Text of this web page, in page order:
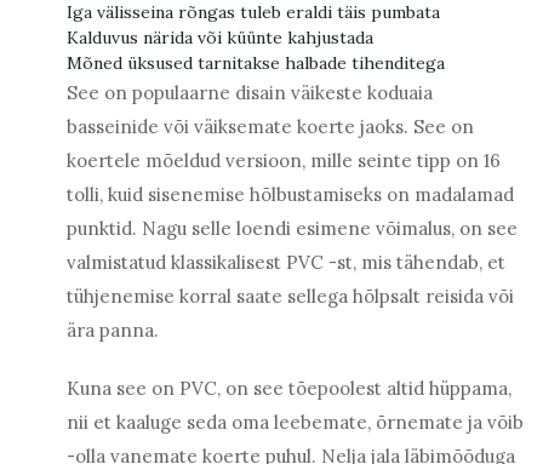
Iga välisseina rõngas tuleb eraldi täis pumbata
Kalduvus närida või küünte kahjustada
Mõned üksused tarnitakse halbade tihenditega
See on populaarne disain väikeste koduaia
basseinide või väiksemate koerte jaoks. See on
koertele mõeldud versioon, mille seinte tipp on 16
tolli, kuid sisenemise hõlbustamiseks on madalamad
punktid. Nagu selle loendi esimene võimalus, on see
valmistatud klassikalisest PVC -st, mis tähendab, et
tühjenemise korral saate sellega hõlpsalt reisida või
ära panna.
Kuna see on PVC, on see tõepoolest altid hüppama,
nii et kaaluge seda oma leebemate, õrnemate ja võib
-olla vanemate koerte puhul. Nelja jala läbimõõduga